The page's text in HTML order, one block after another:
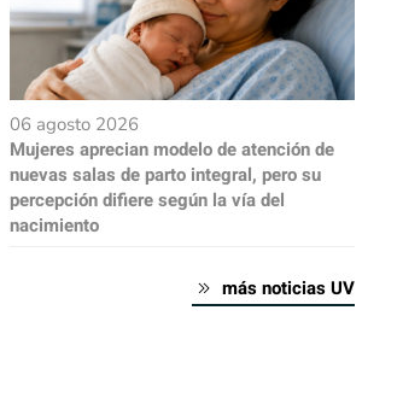
06 agosto 2026
Mujeres aprecian modelo de atención de
nuevas salas de parto integral, pero su
percepción difiere según la vía del
nacimiento
más noticias UV